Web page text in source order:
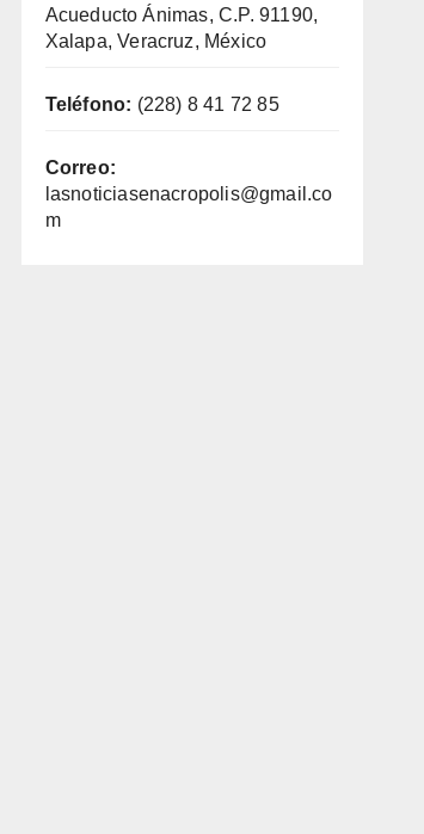
Acueducto Ánimas, C.P. 91190,
Xalapa, Veracruz, México
Teléfono: (228) 8 41 72 85
Correo:
lasnoticiasenacropolis@gmail.co
m